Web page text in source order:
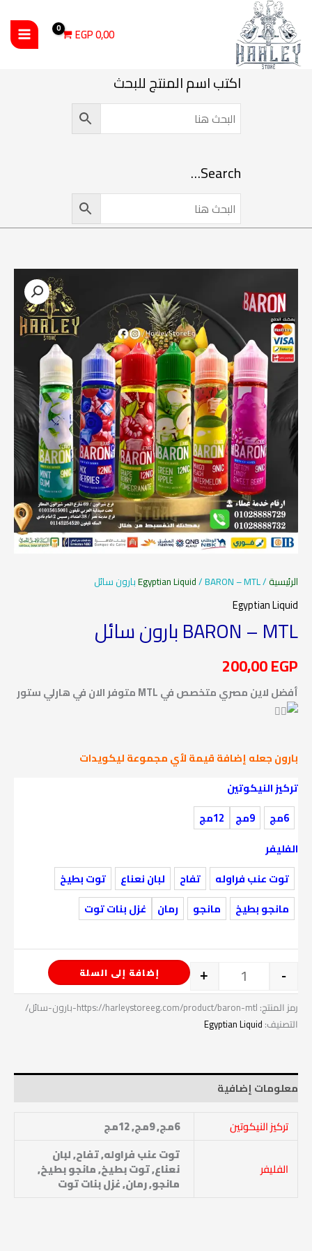
المحتوى
0,00
EGP
اكتب اسم المنتج للبحث
Search…
الرئيسية /
Egyptian Liquid/ BARON – MTL بارون سائل
Egyptian Liquid
BARON – MTL بارون سائل
200,00EGP
أفضل لاين مصري متخصص في MTL متوفر الان في هارلي ستور
بارون جعله إضافة قيمة لأي مجموعة ليكويدات
تركيز النيكوتين
6مج
9مج
12مج
الفليفر
توت عنب فراوله
تفاح لبان نعناع
توت بطيخ
مانجو بطيخ
مانجو رمان غزل بنات توت
-
+ إضافة إلى السلة
رمز المنتج: https://harleystoreeg.com/product/baron-mtl-بارون-سائل/
التصنيف: Egyptian Liquid
معلومات إضافية
تركيز النيكوتين 6مج, 9مج, 12مج
الفليفر
توت عنب فراوله, تفاح, لبان
نعناع, توت بطيخ, مانجو بطيخ,
مانجو, رمان, غزل بنات توت